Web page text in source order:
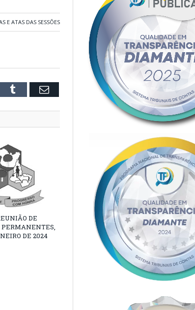
E ATAS DAS SESSÕES
Tumblr Email
DE
PERMANENTES,
DE 2024